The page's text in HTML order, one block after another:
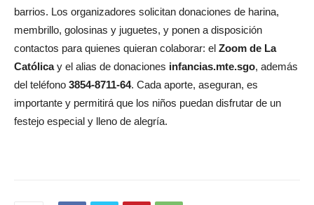
barrios. Los organizadores solicitan donaciones de harina,
membrillo, golosinas y juguetes, y ponen a disposición
contactos para quienes quieran colaborar: el Zoom de La
Católicay el alias de donaciones infancias.mte.sgo, además
del teléfono 3854-8711-64. Cada aporte, aseguran, es
importante y permitirá que los niños puedan disfrutar de un
festejo especial y lleno de alegría.